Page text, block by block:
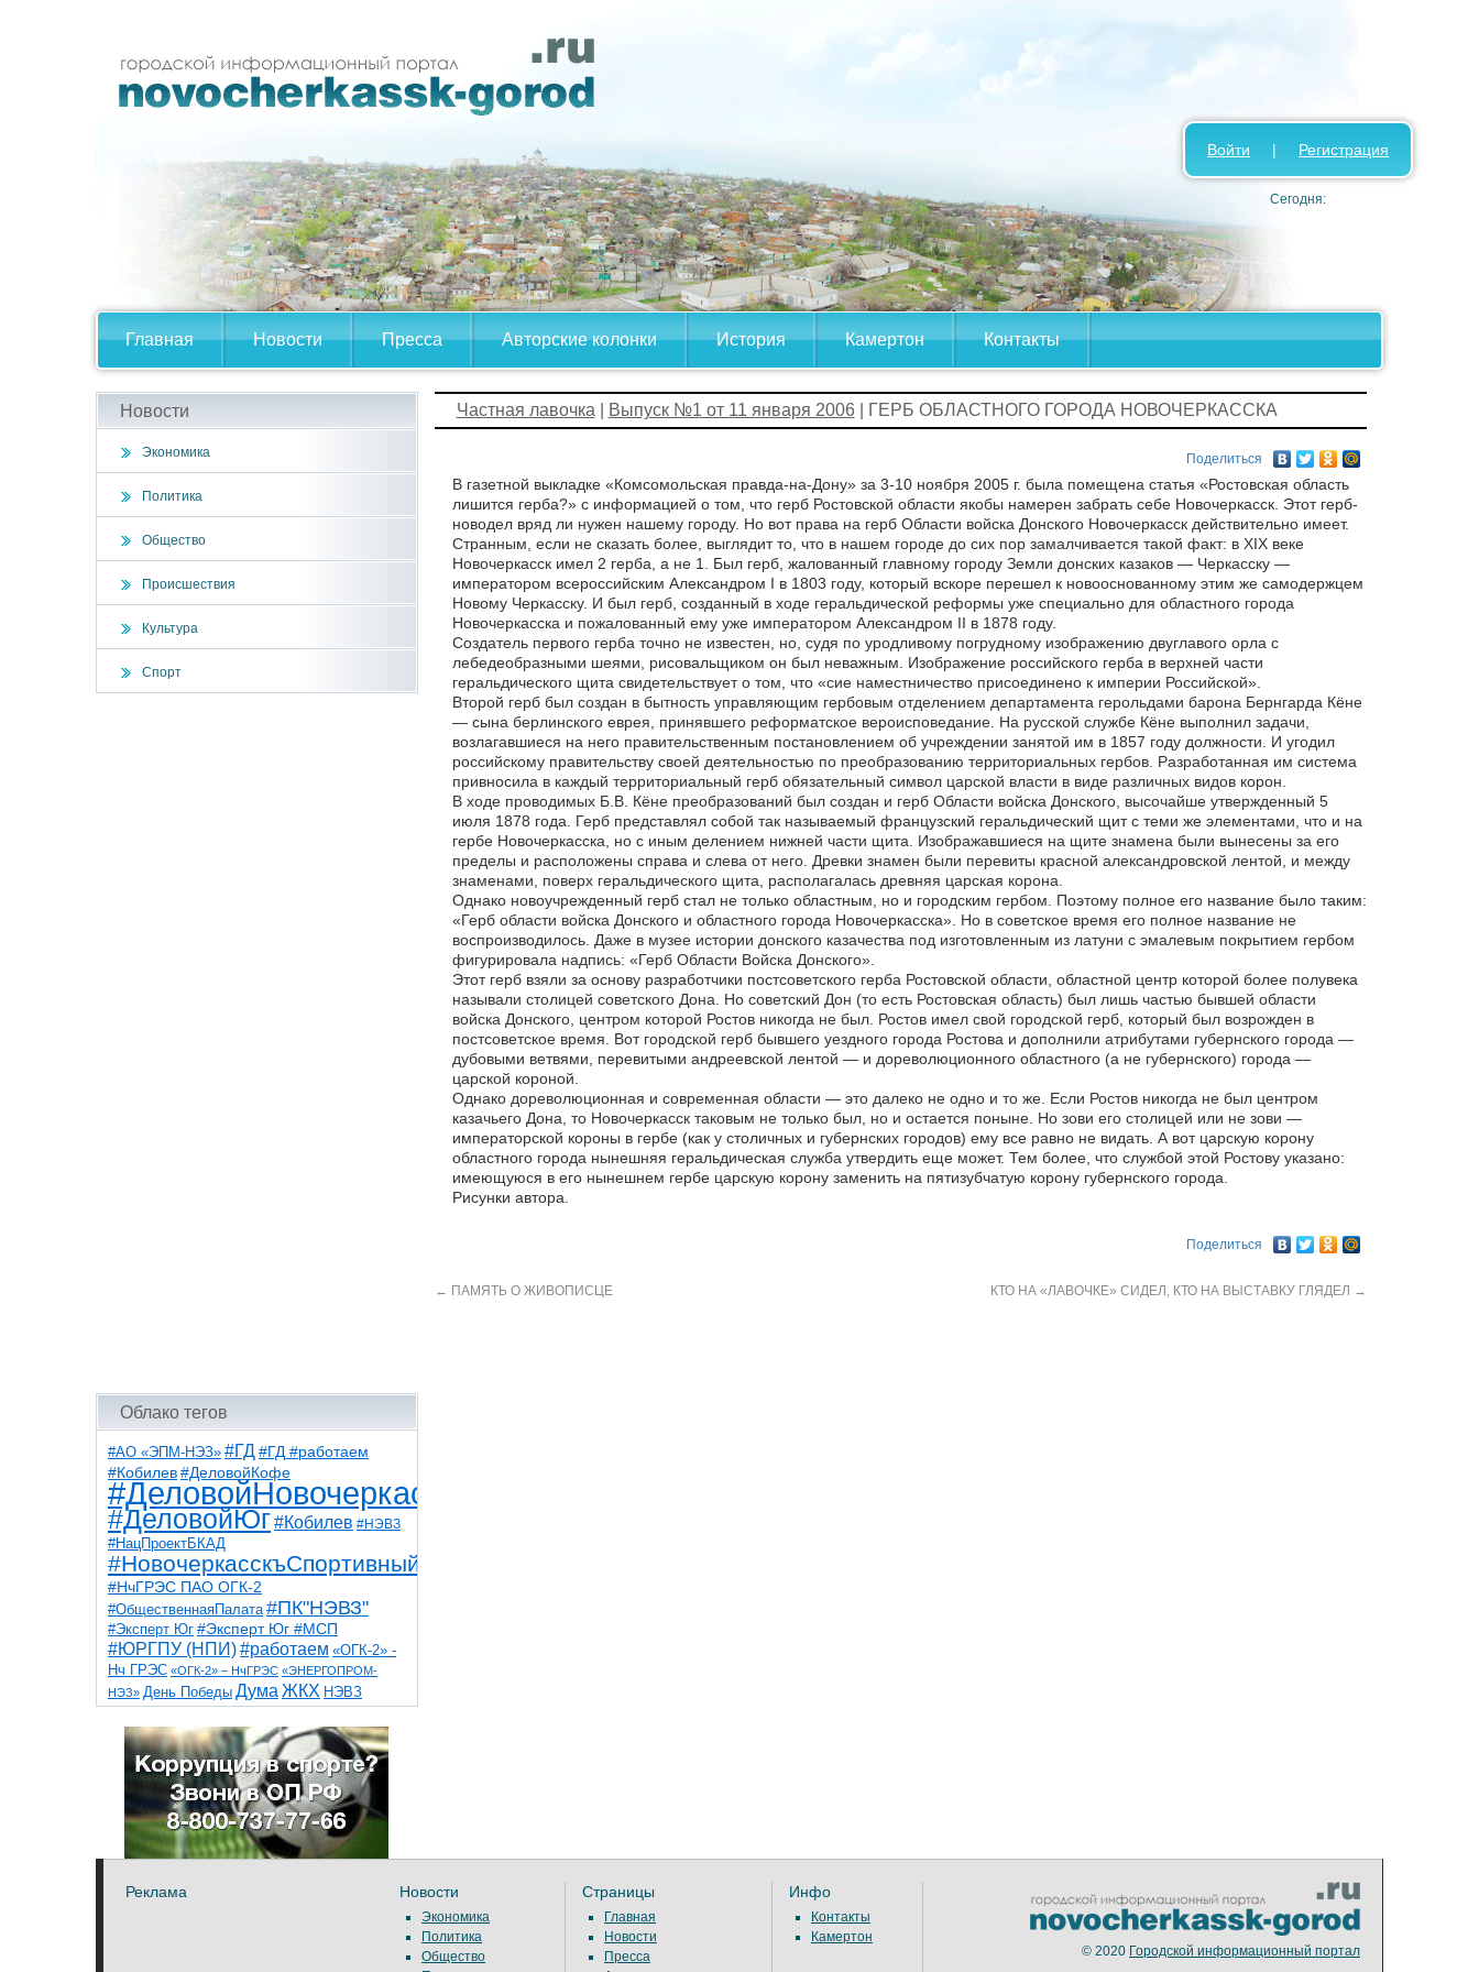
Главная Новости Пресса Авторские колонки История Камертон Контакты
Войти | Регистрация
Сегодня:
Новости
Экономика
Политика
Общество
Происшествия
Культура
Спорт
Облако тегов
#АО «ЭПМ-НЭЗ» #ГД #ГД #работаем
#Кобилев #ДеловойКофе
#ДеловойНовочеркасск
#ДеловойЮг#Кобилев #НЭВЗ
#НацПроектБКАД
#НовочеркасскъСпортивный
#НчГРЭС ПАО ОГК-2
#ОбщественнаяПалата #ПК"НЭВЗ"
#Эксперт Юг #Эксперт Юг #МСП
#ЮРГПУ (НПИ)#работаем «ОГК-2» -
Нч ГРЭС «ОГК-2» – НчГРЭС «ЭНЕРГОПРОМ-
НЭЗ» День Победы Дума ЖКХ НЭВЗ
НчГРЭС ТНТ
благоустройствоветераны выборы
детидороги казаки коррупция космос
общественная палата парк пожар роща
спорт театр транспорт художники
Частная лавочка Выпуск №1 от 11 января 2006| ГЕРБ ОБЛАСТНОГО ГОРОДА НОВОЧЕРКАССКА
Поделиться
В газетной выкладке «Комсомольская правда-на-Дону» за 3-10 ноября 2005 г. была помещена статья «Ростовская область
лишится герба?» с информацией о том, что герб Ростовской области якобы намерен забрать себе Новочеркасск. Этот герб-
новодел вряд ли нужен нашему городу. Но вот права на герб Области войска Донского Новочеркасск действительно имеет.
Странным, если не сказать более, выглядит то, что в нашем городе до сих пор замалчивается такой факт: в XIX веке
Новочеркасск имел 2 герба, а не 1. Был герб, жалованный главному городу Земли донских казаков — Черкасску —
императором всероссийским Александром I в 1803 году, который вскоре перешел к новооснованному этим же самодержцем
Новому Черкасску. И был герб, созданный в ходе геральдической реформы уже специально для областного города
Новочеркасска и пожалованный ему уже императором Александром II в 1878 году.
Создатель первого герба точно не известен, но, судя по уродливому погрудному изображению двуглавого орла с
лебедеобразными шеями, рисовальщиком он был неважным. Изображение российского герба в верхней части
геральдического щита свидетельствует о том, что «сие наместничество присоединено к империи Российской».
Второй герб был создан в бытность управляющим гербовым отделением департамента герольдами барона Бернгарда Кёне
— сына берлинского еврея, принявшего реформатское вероисповедание. На русской службе Кёне выполнил задачи,
возлагавшиеся на него правительственным постановлением об учреждении занятой им в 1857 году должности. И угодил
российскому правительству своей деятельностью по преобразованию территориальных гербов. Разработанная им система
привносила в каждый территориальный герб обязательный символ царской власти в виде различных видов корон.
В ходе проводимых Б.В. Кёне преобразований был создан и герб Области войска Донского, высочайше утвержденный 5
июля 1878 года. Герб представлял собой так называемый французский геральдический щит с теми же элементами, что и на
гербе Новочеркасска, но с иным делением нижней части щита. Изображавшиеся на щите знамена были вынесены за его
пределы и расположены справа и слева от него. Древки знамен были перевиты красной александровской лентой, и между
знаменами, поверх геральдического щита, располагалась древняя царская корона.
Однако новоучрежденный герб стал не только областным, но и городским гербом. Поэтому полное его название было таким:
«Герб области войска Донского и областного города Новочеркасска». Но в советское время его полное название не
воспроизводилось. Даже в музее истории донского казачества под изготовленным из латуни с эмалевым покрытием гербом
фигурировала надпись: «Герб Области Войска Донского».
Этот герб взяли за основу разработчики постсоветского герба Ростовской области, областной центр которой более полувека
называли столицей советского Дона. Но советский Дон (то есть Ростовская область) был лишь частью бывшей области
войска Донского, центром которой Ростов никогда не был. Ростов имел свой городской герб, который был возрожден в
постсоветское время. Вот городской герб бывшего уездного города Ростова и дополнили атрибутами губернского города —
дубовыми ветвями, перевитыми андреевской лентой — и дореволюционного областного (а не губернского) города —
царской короной.
Однако дореволюционная и современная области — это далеко не одно и то же. Если Ростов никогда не был центром
казачьего Дона, то Новочеркасск таковым не только был, но и остается поныне. Но зови его столицей или не зови —
императорской короны в гербе (как у столичных и губернских городов) ему все равно не видать. А вот царскую корону
областного города нынешняя геральдическая служба утвердить еще может. Тем более, что службой этой Ростову указано:
имеющуюся в его нынешнем гербе царскую корону заменить на пятизубчатую корону губернского города.
Рисунки автора.
Поделиться
← ПАМЯТЬ О ЖИВОПИСЦЕ КТО НА «ЛАВОЧКЕ» СИДЕЛ, КТО НА ВЫСТАВКУ ГЛЯДЕЛ →
Реклама Новости
Экономика
Политика
Общество
Страницы
Главная
Новости
Пресса
Инфо
Контакты
Камертон
© 2020 Городской информационный портал